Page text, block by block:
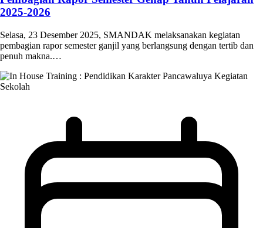
2025-2026
Selasa, 23 Desember 2025, SMANDAK melaksanakan kegiatan
pembagian rapor semester ganjil yang berlangsung dengan tertib dan
penuh makna.…
Kegiatan
Sekolah